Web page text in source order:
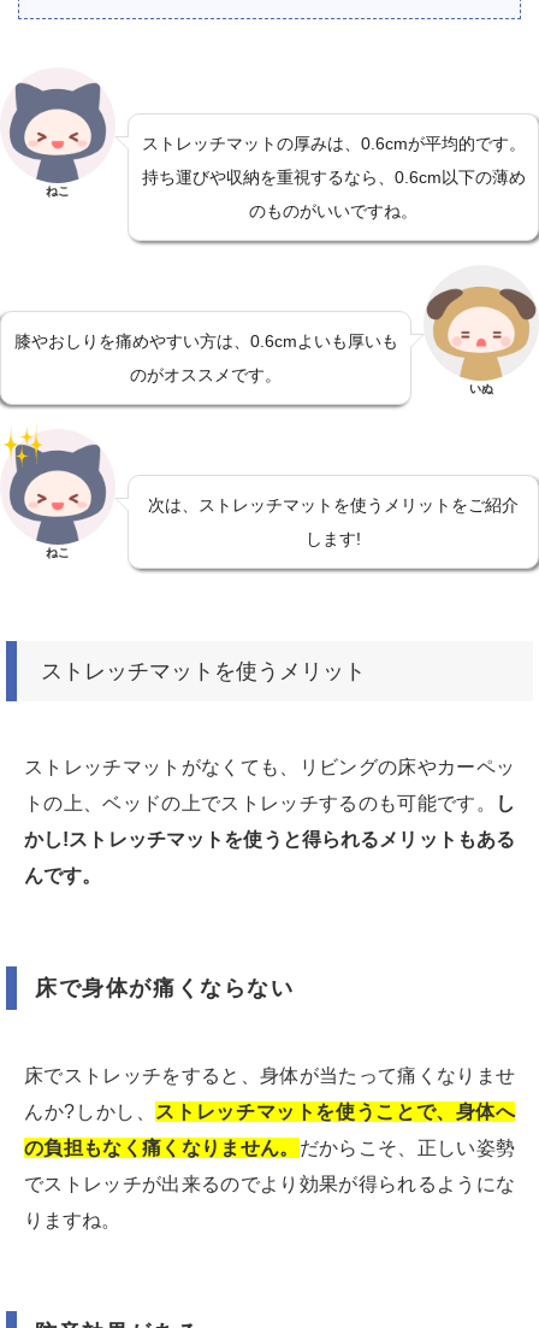
ねこ
ストレッチマットの厚みは、0.6cmが平均的です。
持ち運びや収納を重視するなら、0.6cm以下の薄め
のものがいいですね。
膝やおしりを痛めやすい方は、0.6cmよいも厚いも
のがオススメです。
いぬ
ねこ
次は、ストレッチマットを使うメリットをご紹介
します!
ストレッチマットを使うメリット
ストレッチマットがなくても、リビングの床やカーペッ
トの上、ベッドの上でストレッチするのも可能です。
し
かし!ストレッチマットを使うと得られるメリットもある
んです。
床で身体が痛くならない
床でストレッチをすると、身体が当たって痛くなりませ
んか?しかし、 ストレッチマットを使うことで、身体へ
の負担もなく痛くなりません。 だからこそ、正しい姿勢
でストレッチが出来るのでより効果が得られるようにな
りますね。